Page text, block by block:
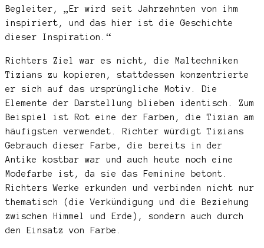
Begleiter, „Er wird seit Jahrzehnten von ihm
inspiriert, und das hier ist die Geschichte
dieser Inspiration.“
Richters Ziel war es nicht, die Maltechniken
Tizians zu kopieren, stattdessen konzentrierte
er sich auf das ursprüngliche Motiv. Die
Elemente der Darstellung blieben identisch. Zum
Beispiel ist Rot eine der Farben, die Tizian am
häufigsten verwendet. Richter würdigt Tizians
Gebrauch dieser Farbe, die bereits in der
Antike kostbar war und auch heute noch eine
Modefarbe ist, da sie das Feminine betont.
Richters Werke erkunden und verbinden nicht nur
thematisch (die Verkündigung und die Beziehung
zwischen Himmel und Erde), sondern auch durch
den Einsatz von Farbe.